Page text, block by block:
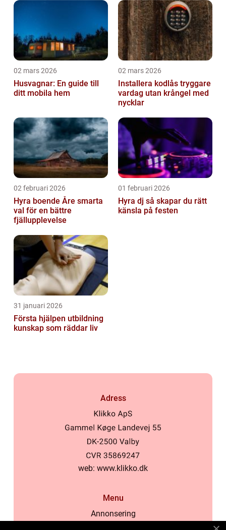
02 mars 2026
Husvagnar: En guide till
ditt mobila hem
02 mars 2026
Installera kodlås tryggare
vardag utan krångel med
nycklar
02 februari 2026
Hyra boende Åre smarta
val för en bättre
fjällupplevelse
01 februari 2026
Hyra dj så skapar du rätt
känsla på festen
31 januari 2026
Första hjälpen utbildning
kunskap som räddar liv
Adress
web: www.klikko.dk
Menu
Annonsering